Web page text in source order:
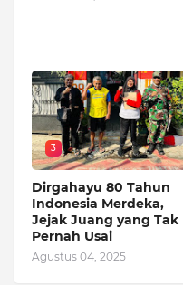
3
Dirgahayu 80 Tahun
Indonesia Merdeka,
Jejak Juang yang Tak
Pernah Usai
Agustus 04, 2025